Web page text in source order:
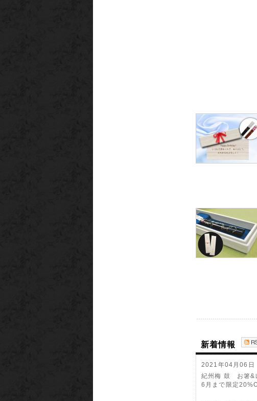
新着情報
2021年04月06日
紀州梅 鼓 お箸&
6月まで限定